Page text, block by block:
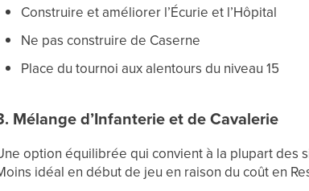
Construire et améliorer l’Écurie et l’Hôpital
Ne pas construire de Caserne
Place du tournoi aux alentours du niveau 15
Mélange d’Infanterie et de Cavalerie
option équilibrée qui convient à la plupart des
idéal en début de jeu en raison du coût en